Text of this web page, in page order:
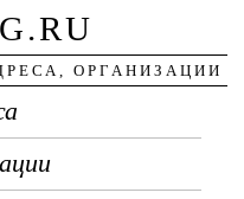
ОРГАНИЗАЦИИ